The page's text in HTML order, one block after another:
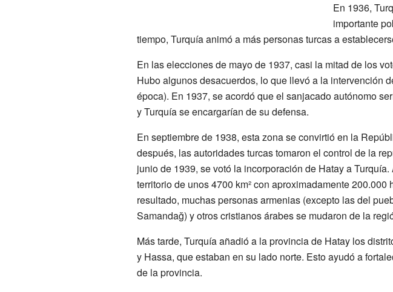
En 1936,
importante
tiempo, Turquía animó a más personas turcas a
En las elecciones de mayo de 1937, casi la mitad de los
Hubo algunos desacuerdos, lo que llevó a la intervención
época). En 1937, se acordó que el sanjacado autónomo
y Turquía se encargarían de su defensa.
En septiembre de 1938, esta zona se convirtió en la
después, las autoridades turcas tomaron el control de la
junio de 1939, se votó la incorporación de Hatay a
territorio de unos 4700 km² con aproximadamente 200.000
resultado, muchas personas armenias (excepto las del
Samandağ) y otros cristianos árabes se mudaron de la
Más tarde, Turquía añadió a la provincia de Hatay los
y Hassa, que estaban en su lado norte. Esto ayudó a
de la provincia.